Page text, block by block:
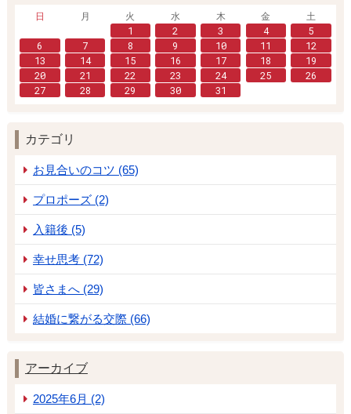
日
月 火 水 木 金
土
1
2 3 4
5
6
7 8 9 10 11
12
13
14 15 16 17 18
19
20
21 22 23 24 25
26
27
28 29 30 31
カテゴリ
お見合いのコツ (65)
プロポーズ (2)
入籍後 (5)
幸せ思考 (72)
皆さまへ (29)
結婚に繋がる交際 (66)
アーカイブ
2025年6月 (2)